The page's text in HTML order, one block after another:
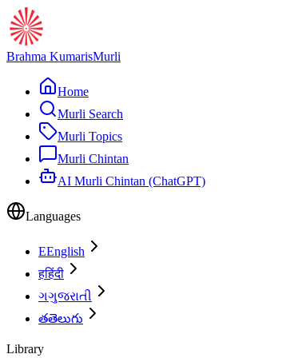
Brahma KumarisMurli
Home
Murli Search
Murli Topics
Murli Chintan
AI Murli Chintan (ChatGPT)
Languages
EEnglish
हहिंदी
ગગુજરાતી
తతెలుగు
Library